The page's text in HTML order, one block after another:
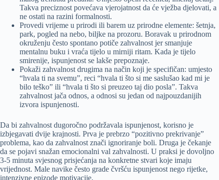
Takva preciznost povećava vjerojatnost da će vježba djelovati, a
ne ostati na razini formalnosti.
Provedi vrijeme u prirodi ili barem uz prirodne elemente: šetnja,
park, pogled na nebo, biljke na prozoru. Boravak u prirodnom
okruženju često spontano potiče zahvalnost jer smanjuje
mentalnu buku i vraća tijelo u mirniji ritam. Kada je tijelo
smirenije, ispunjenost se lakše prepoznaje.
Pokaži zahvalnost drugima na način koji je specifičan: umjesto
“hvala ti na svemu”, reci “hvala ti što si me saslušao kad mi je
bilo teško” ili “hvala ti što si preuzeo taj dio posla”. Takva
zahvalnost jača odnos, a odnosi su jedan od najpouzdanijih
izvora ispunjenosti.
Da bi zahvalnost dugoročno podržavala ispunjenost, korisno je
izbjegavati dvije krajnosti. Prva je prebrzo “pozitivno prekrivanje”
problema, kao da zahvalnost znači ignoriranje boli. Druga je čekanje
da se pojavi snažan emocionalni val zahvalnosti. U praksi je dovoljno
3-5 minuta svjesnog prisjećanja na konkretne stvari koje imaju
vrijednost. Male navike često grade čvršću ispunjenost nego rijetke,
intenzivne epizode motivacije.